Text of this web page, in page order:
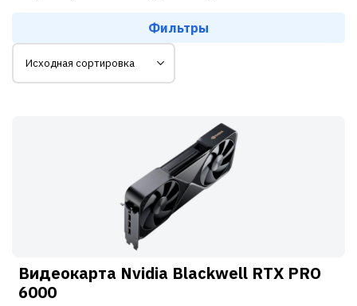
Фильтры
Видеокарта Nvidia Blackwell RTX PRO
6000